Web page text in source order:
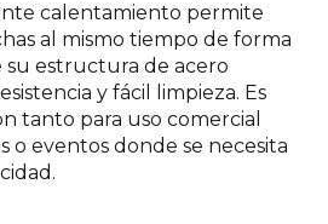
calentamiento permite
al mismo tiempo de forma
su estructura de acero
y fácil limpieza. Es
tanto para uso comercial
o eventos donde se necesita